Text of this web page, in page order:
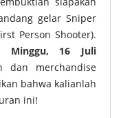
gelar Sniper
Person Shooter).
Minggu, 16 Juli
dan merchandise
bahwa kalianlah
ini!